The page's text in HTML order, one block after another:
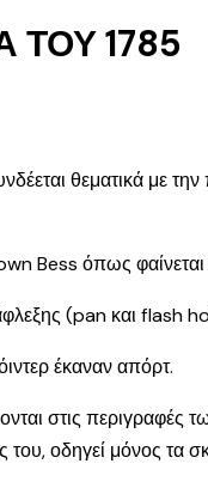
ΤΟΥ 1785
θεματικά με
Bess όπως
(pan και flash
έκαναν απόρτ.
στις
οδηγεί μόνος τα